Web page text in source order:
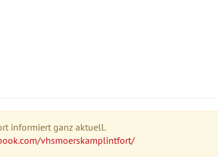
informiert ganz aktuell.
vhsmoerskamplintfort/